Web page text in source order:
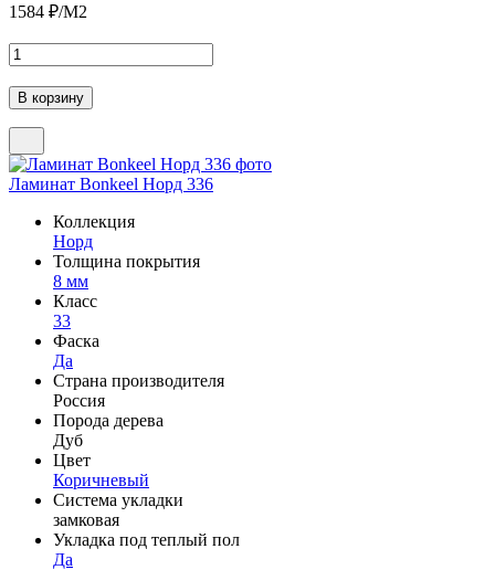
1584 ₽/М2
Ламинат Bonkeel Норд 336
Коллекция
Норд
Толщина покрытия
8 мм
Класс
33
Фаска
Да
Страна производителя
Россия
Порода дерева
Дуб
Цвет
Коричневый
Система укладки
замковая
Укладка под теплый пол
Да